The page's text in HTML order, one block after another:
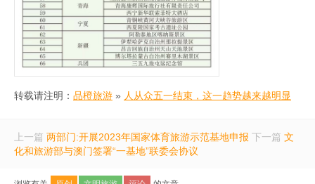
转载请注明： 品橙旅游 » 人从众五一结束，这一趋势越来越明显
上一篇 两部门:开展2023年国家体育旅游示范基地申报 下一篇 文
化和旅游部与澳门签署“一基地”联委会协议